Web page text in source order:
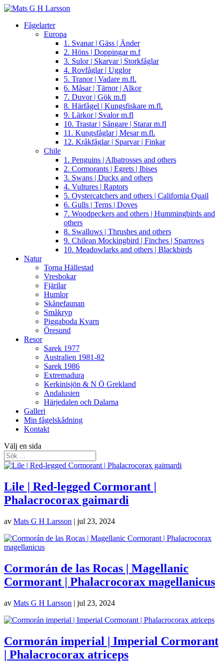
Fågelarter
Europa
1. Svanar | Gäss | Änder
2. Höns | Doppingar m.f
3. Sulor | Skarvar | Storkfåglar
4. Rovfåglar | Ugglor
5. Tranor | Vadare m.fl.
6. Måsar | Tärnor | Alkor
7. Duvor | Gök m.fl
8. Härfågel | Kungsfiskare m.fl.
9. Lärkor | Svalor m.fl
10. Trastar | Sångare | Starar m.fl
11. Kungsfåglar | Mesar m.fl.
12. Kråkfåglar | Sparvar | Finkar
Chile
1. Penguins | Albatrosses and others
2. Cormorants | Egrets | Ibises
3. Swans | Ducks and others
4. Vultures | Raptors
5. Oystercatchers and others | California Quail
6. Gulls | Terns | Doves
7. Woodpeckers and others | Hummingbirds and
others
8. Swallows | Thrushes and others
9. Chilean Mockingbird | Finches | Sparrows
10. Meadowlarks and others | Blackbirds
Natur
Torna Hällestad
Vresbokar
Fjärilar
Humlor
Skånefaunan
Småkryp
Piggaboda Kvarn
Öresund
Resor
Sarek 1977
Australien 1981-82
Sarek 1986
Extremadura
Kerkinisjön & N Ö Grekland
Andalusien
Härjedalen och Dalarna
Galleri
Min fågelskådning
Kontakt
Välj en sida
Lile | Red-legged Cormorant |
Phalacrocorax gaimardi
av Mats G H Larsson | jul 23, 2024
Cormorán de las Rocas | Magellanic
Cormorant | Phalacrocorax magellanicus
av Mats G H Larsson | jul 23, 2024
Cormorán imperial | Imperial Cormorant
| Phalacrocorax atriceps